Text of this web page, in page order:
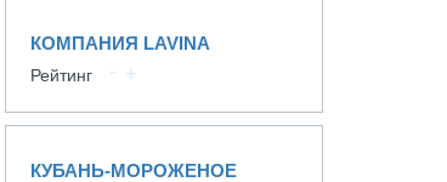
КОМПАНИЯ LAVINA
Рейтинг
КУБАНЬ-МОРОЖЕНОЕ